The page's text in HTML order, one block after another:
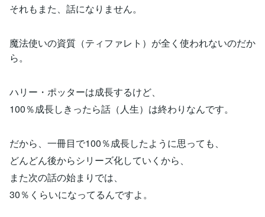
それもまた、話になりません。
魔法使いの資質（ティファレト）が全く使われないのだか
ら。
ハリー・ポッターは成長するけど、
100％成長しきったら話（人生）は終わりなんです。
だから、一冊目で100％成長したように思っても、
どんどん後からシリーズ化していくから、
また次の話の始まりでは、
30％くらいになってるんですよ。